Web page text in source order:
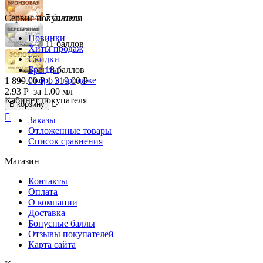
7 баллов
11 баллов
18 баллов
1 899.00 Р 1 319.00 Р
2.93 Р за 1.00 мл
В корзину


Сервис покупателя
Новинки
Хиты продаж
Скидки
Бренды
Скоро в продаже
Кабинет покупателя
Заказы
Отложенные товары
Список сравнения
Магазин
Контакты
Оплата
О компании
Доставка
Бонусные баллы
Отзывы покупателей
Карта сайта